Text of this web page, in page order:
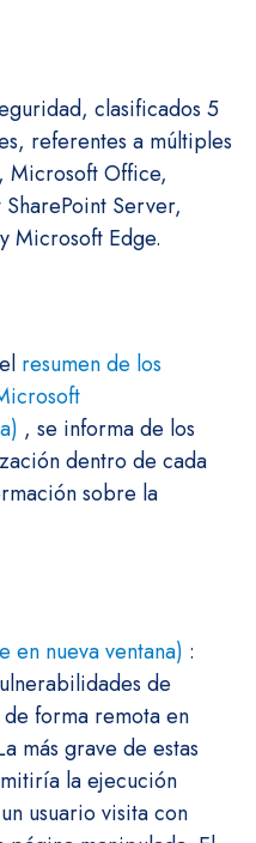
clasificados 5
referentes a múltiples
Microsoft Office,
Server,
Microsoft Edge.
resumen de los
, se informa de los
dentro de cada
sobre la
:
de
forma remota en
más grave de estas
la ejecución
usuario visita con